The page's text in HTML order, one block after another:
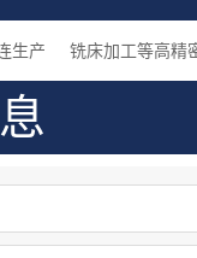
生产 铣床加工等高精